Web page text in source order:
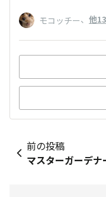
モコッチー、 他
前の投稿